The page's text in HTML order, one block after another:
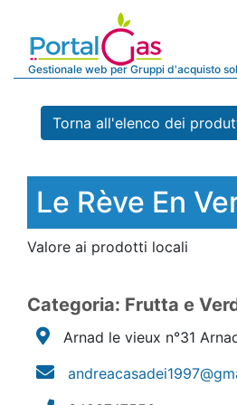
Gestionale web per Gruppi d'acquisto
Torna all'elenco dei
Le Rève En
Valore ai prodotti locali
Categoria: Frutta e
Arnad le vieux n°31